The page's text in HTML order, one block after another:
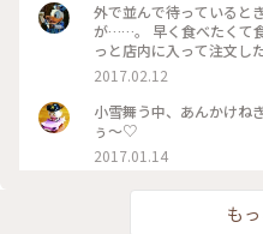
外で並んで待っている
が……。 早く食べたくて食
っと店内に入って注文し
と、おろし生姜がのって
～！ 出汁の匂いを嗅ぎ
出汁の順で、あっという間
わったときに友人と目を
2017.02.12
小雪舞う中、あんかけね
ぅ〜♡
2017.01.14
も